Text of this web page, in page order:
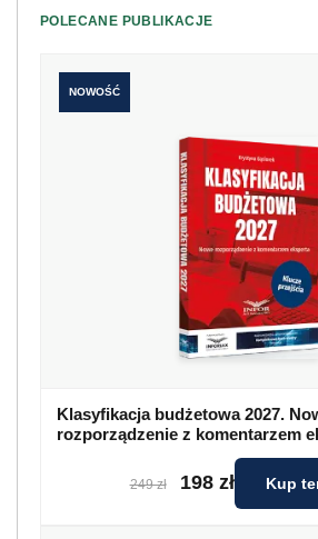
Klasyfikacja budżetowa 2027.
rozporządzenie z komentarzem
198 zł Kup